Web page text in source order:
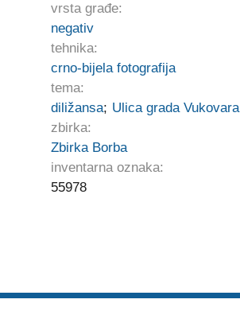
vrsta građe:
negativ
tehnika:
crno-bijela fotografija
tema:
diližansa; Ulica grada Vukovara
zbirka:
Zbirka Borba
inventarna oznaka:
55978